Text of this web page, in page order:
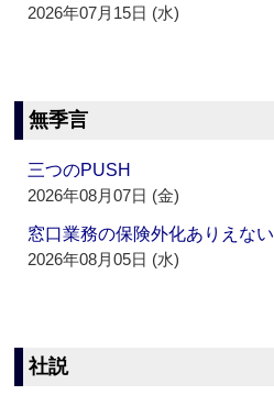
2026年07月15日 (水)
無季言
三つのPUSH
2026年08月07日 (金)
窓口業務の保険外化ありえない
2026年08月05日 (水)
社説